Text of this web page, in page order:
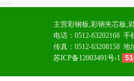
主营彩钢板,彩钢夹芯板,
电话：0512-63202168
传真：0512-63208158
苏ICP备12003491号-1